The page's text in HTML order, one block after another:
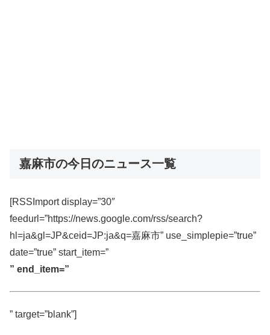
嘉麻市の今日のニュース一覧
[RSSImport display=”30″
feedurl=”https://news.google.com/rss/search?
hl=ja&gl=JP&ceid=JP:ja&q=嘉麻市” use_simplepie=”true”
date=”true” start_item=”
” end_item=”
” target=”blank”]